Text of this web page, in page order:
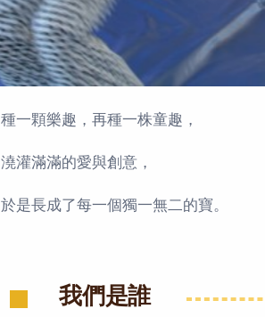
種一顆樂趣，再種一株童趣，
澆灌滿滿的愛與創意，
於是長成了每一個獨一無二的寶。
我們是誰